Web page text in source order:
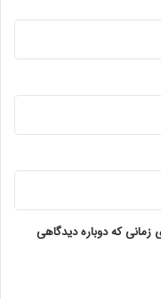
زمانی که دوباره دیدگاهی